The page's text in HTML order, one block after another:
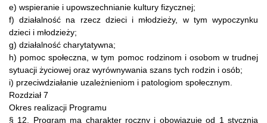
e) wspieranie i upowszechnianie kultury fizycznej;
f) działalność na rzecz dzieci i młodzieży, w tym wypoczynku
dzieci i młodzieży;
g) działalność charytatywna;
h) pomoc społeczna, w tym pomoc rodzinom i osobom w trudnej
sytuacji życiowej oraz wyrównywania szans tych rodzin i osób;
i) przeciwdziałanie uzależnieniom i patologiom społecznym.
Rozdział 7
Okres realizacji Programu
§ 12. Program ma charakter roczny i obowiązuje od 1 stycznia